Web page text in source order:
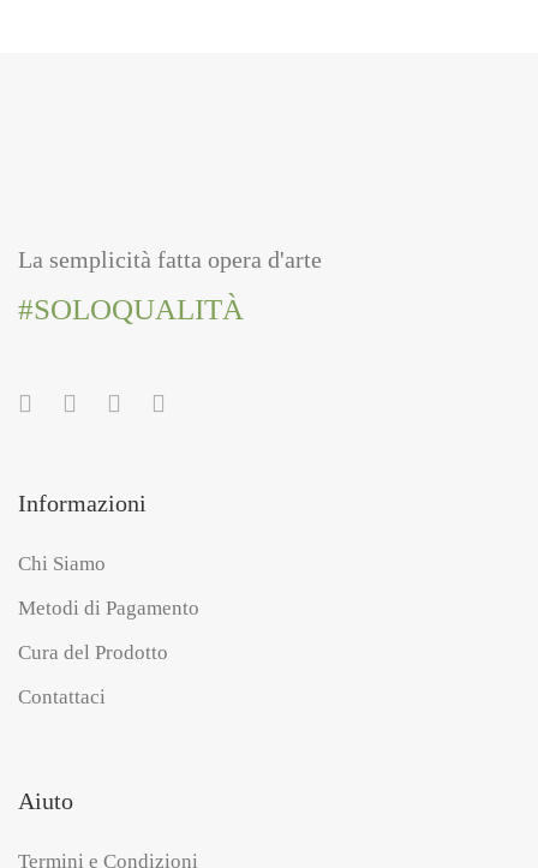
La semplicità fatta opera d'arte
#SOLOQUALITÀ
Informazioni
Chi Siamo
Metodi di Pagamento
Cura del Prodotto
Contattaci
Aiuto
Termini e Condizioni